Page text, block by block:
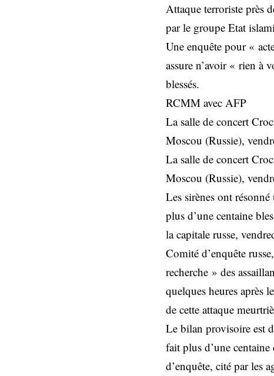
Attaque terroriste près
par le groupe Etat
Une enquête pour «
assure n’avoir « rien à
blessés.
RCMM avec AFP
La salle de concert
Moscou (Russie),
La salle de concert
Moscou (Russie),
Les sirènes ont
plus d’une centaine
la capitale russe,
Comité d’enquête
recherche » des
quelques heures après
de cette attaque
Le bilan provisoire est
fait plus d’une
d’enquête, cité par les